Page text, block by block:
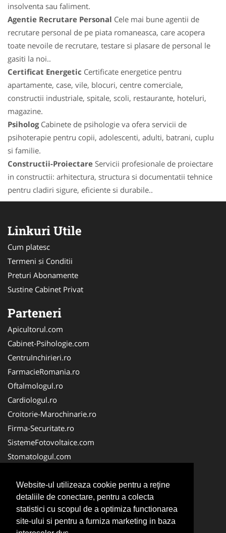
Website-ul utilizeaza cookie pentru a reţine
detaliile de conectare, pentru a colecta
statistici cu scopul de a optimiza functionarea
site-ului si pentru a furniza marketing in baza
insolventa sau faliment.
Agentie Recrutare Personal Cele mai bune agentii de
recrutare personal de pe piata romaneasca, care acopera
toate nevoile de recrutare, testare si plasare de personal le
gasiti la noi..
Certificat Energetic Certificate energetice pentru
apartamente, case, vile, blocuri, centre comerciale,
constructii industriale, spitale, scoli, restaurante, hoteluri,
magazine.
PsihologCabinete de psihologie va ofera servicii de
psihoterapie pentru copii, adolescenti, adulti, batrani, cuplu
si familie.
Constructii-Proiectare Servicii profesionale de proiectare
in constructii: arhitectura, structura si documentatii tehnice
pentru cladiri sigure, eficiente si durabile..
Linkuri Utile
Cum platesc
Termeni si Conditii
Preturi Abonamente
Sustine Cabinet Privat
Parteneri
Apicultorul.com
Cabinet-Psihologie.com
CentruInchirieri.ro
FarmacieRomania.ro
Oftalmologul.ro
Cardiologul.ro
Croitorie-Marochinarie.ro
Firma-Securitate.ro
SistemeFotovoltaice.com
Stomatologul.com
Birouri-Cadastru.ro
Cabinet-Individual.ro
CramaVinuri.ro
InstalatiiSolare.com